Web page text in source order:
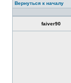
Вернуться к началу
faiver90